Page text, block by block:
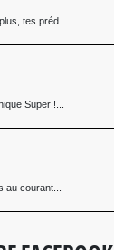
tes préd...
Super !...
au courant...